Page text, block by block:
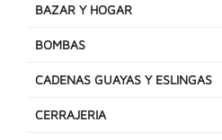
BAZAR Y HOGAR
BOMBAS
CADENAS GUAYAS Y ESLINGAS
CERRAJERIA